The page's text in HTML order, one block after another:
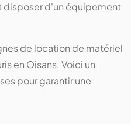
disposer d'un équipement
de location de matériel
en Oisans. Voici un
pour garantir une